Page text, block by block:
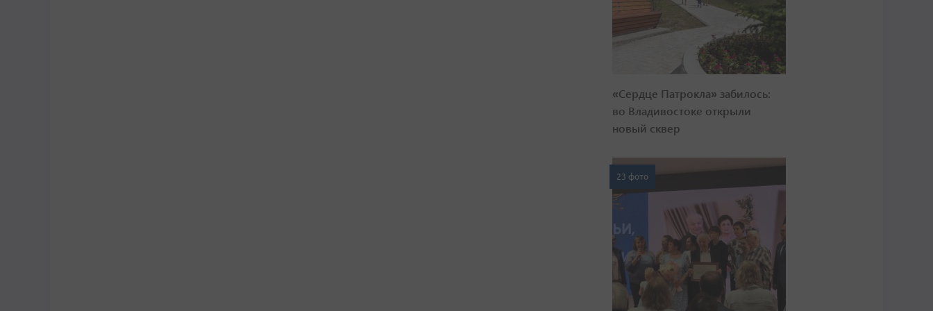
«Сердце Патрокла» забилось:
во Владивостоке открыли
новый сквер
23 фото